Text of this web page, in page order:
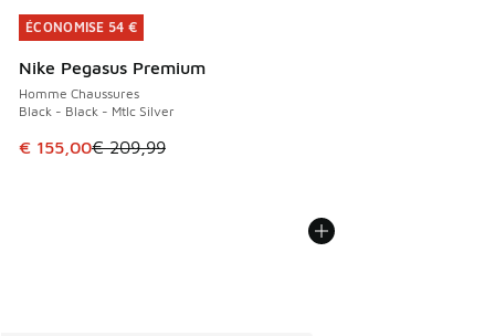
ÉCONOMISE 54 €
Nike Pegasus Premium
Homme Chaussures
Black - Black - Mtlc Silver
Cet article est en promotion. Prix en baisse de € 209,99 à
€ 155,00€ 209,99
ÉCONOMISE 54 €